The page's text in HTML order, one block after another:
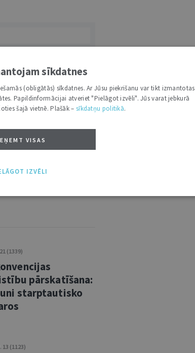
PIEVIENOT
(1339)
pārskatīšana:
starptautisko
13 (1123)
sīkdatnes
(obligātās) sīkdatnes. Ar Jūsu piekrišanu var tikt izmantotas
Papildinformācijai atveriet "Pielāgot izvēli". Jūs varat jebkurā
šajā vietnē. Plašāk – sīkdatņu politikā.
VISAS
IZVĒLI